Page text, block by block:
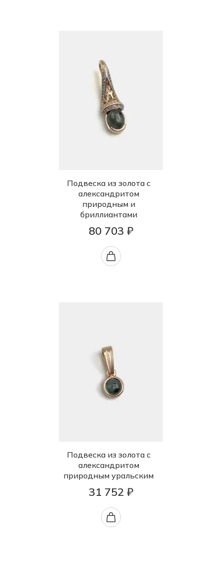
Подвеска из золота с
александритом
природным и
бриллиантами
80 703 ₽
Подвеска из золота с
александритом
природным уральским
31 752 ₽